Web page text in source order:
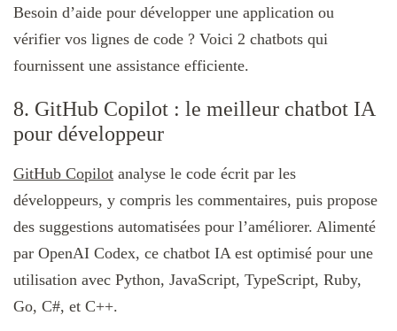
Besoin d’aide pour développer une application ou
vérifier vos lignes de code ? Voici 2 chatbots qui
fournissent une assistance efficiente.
8. GitHub Copilot : le meilleur chatbot IA
pour développeur
GitHub Copilot analyse le code écrit par les
développeurs, y compris les commentaires, puis propose
des suggestions automatisées pour l’améliorer. Alimenté
par OpenAI Codex, ce chatbot IA est optimisé pour une
utilisation avec Python, JavaScript, TypeScript, Ruby,
Go, C#, et C++.